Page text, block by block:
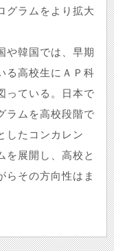
グラムをより拡大
や韓国では、早期
る高校生にＡＰ科
っている。日本で
ラムを高校段階で
したコンカレン
を展開し、高校と
らその方向性はま